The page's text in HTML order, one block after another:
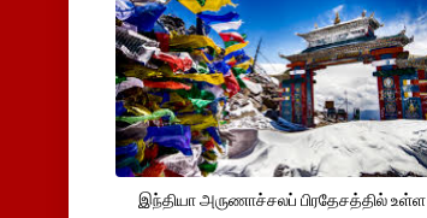
இந்தியா அருணாச்சலப் பிரதேசத்தில் உள்ள